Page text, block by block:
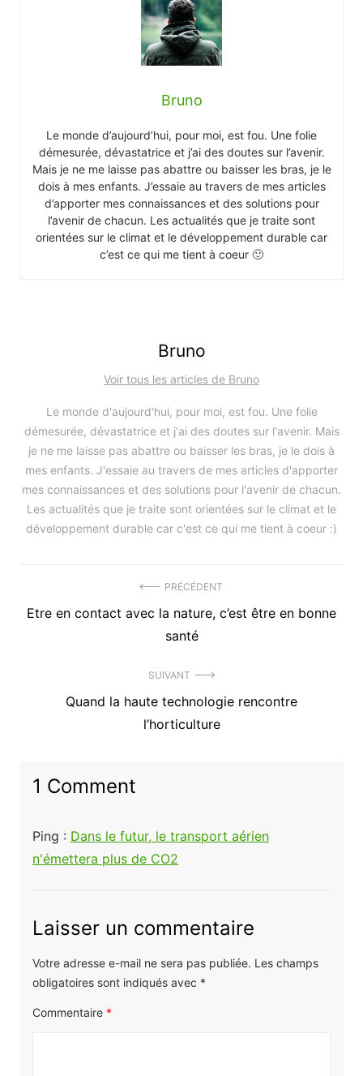
Bruno
Le monde d’aujourd’hui, pour moi, est fou. Une folie
démesurée, dévastatrice et j’ai des doutes sur l’avenir.
Mais je ne me laisse pas abattre ou baisser les bras, je le
dois à mes enfants. J’essaie au travers de mes articles
d’apporter mes connaissances et des solutions pour
l’avenir de chacun. Les actualités que je traite sont
orientées sur le climat et le développement durable car
c’est ce qui me tient à coeur 🙂
Bruno
Voir tous les articles de Bruno
Le monde d'aujourd'hui, pour moi, est fou. Une folie
démesurée, dévastatrice et j'ai des doutes sur l'avenir. Mais
je ne me laisse pas abattre ou baisser les bras, je le dois à
mes enfants. J'essaie au travers de mes articles d'apporter
mes connaissances et des solutions pour l'avenir de chacun.
Les actualités que je traite sont orientées sur le climat et le
développement durable car c'est ce qui me tient à coeur :)
de
PRÉCÉDENT
Précédent
Etre en contact avec la nature, c’est être en bonne
santé
SUIVANT
Quand la haute technologie rencontre
l’horticulture
1 Comment
Ping : Dans le futur, le transport aérien
n'émettera plus de CO2
Laisser un commentaire
Votre adresse e-mail ne sera pas publiée. Les champs
obligatoires sont indiqués avec *
Commentaire *